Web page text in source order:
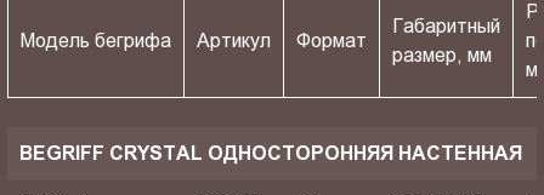
Модель бегрифа Артикул Формат
Габаритный
размер, мм
BEGRIFF CRYSTAL ОДНОСТОРОННЯЯ НАСТЕННАЯ